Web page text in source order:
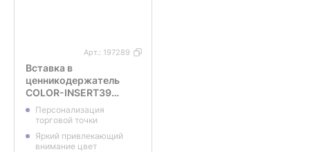
Арт.: 197289
Вставка в
ценникодержатель
COLOR-INSERT39
оранжевая, 25 метров
Персонализация
торговой точки
Яркий привлекающий
внимание цвет